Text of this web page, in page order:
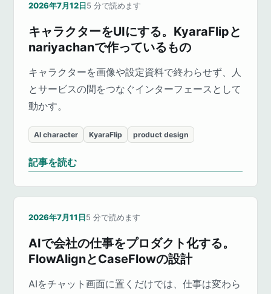
2026年7月12日5 分で読めます
キャラクターをUIにする。KyaraFlipと
nariyachanで作っているもの
キャラクターを画像や設定資料で終わらせず、人
とサービスの間をつなぐインターフェースとして
動かす。
AI character KyaraFlip product design
記事を読む
2026年7月11日5 分で読めます
AIで会社の仕事をプロダクト化する。
FlowAlignとCaseFlowの設計
AIをチャット画面に置くだけでは、仕事は変わら